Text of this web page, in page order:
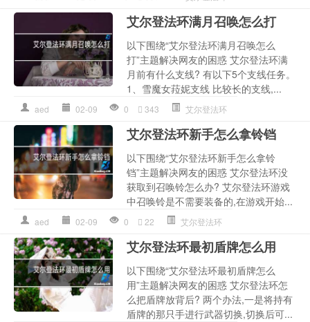
艾尔登法环满月召唤怎么打
以下围绕“艾尔登法环满月召唤怎么
打”主题解决网友的困惑 艾尔登法环满
月前有什么支线? 有以下5个支线任务。
1、雪魔女菈妮支线 比较长的支线,...
aed 02-09 0 343 艾尔登法环
艾尔登法环新手怎么拿铃铛
以下围绕“艾尔登法环新手怎么拿铃
铛”主题解决网友的困惑 艾尔登法环没
获取到召唤铃怎么办? 艾尔登法环游戏
中召唤铃是不需要装备的,在游戏开始...
aed 02-09 0 22 艾尔登法环
艾尔登法环最初盾牌怎么用
以下围绕“艾尔登法环最初盾牌怎么
用”主题解决网友的困惑 艾尔登法环怎
么把盾牌放背后? 两个办法,一是将持有
盾牌的那只手进行武器切换,切换后可...